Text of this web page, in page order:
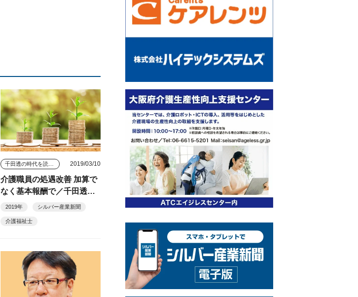
千田透の時代を読む視点 2019/03/10
介護職員の処遇改善 加算で
なく基本報酬で／千田透
（連載６７）
2019年 シルバー産業新聞
介護福祉士